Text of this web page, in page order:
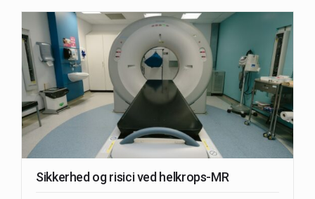
Sikkerhed og risici ved helkrops-MR